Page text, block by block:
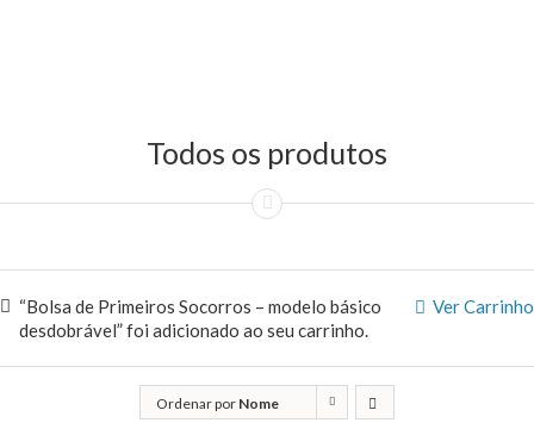
Todos os produtos
Ver Carrinho
“Bolsa de Primeiros Socorros – modelo básico
desdobrável” foi adicionado ao seu carrinho.
Ordenar por Nome